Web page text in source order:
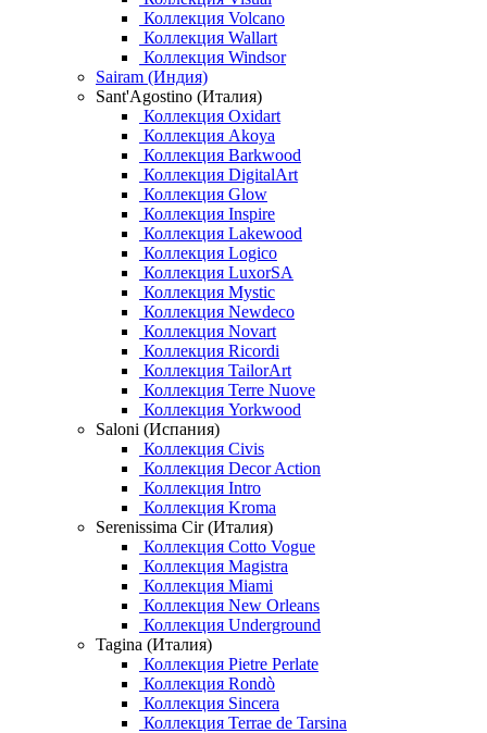
Коллекция Volcano
Коллекция Wallart
Коллекция Windsor
Sairam (Индия)
Sant'Agostino (Италия)
Коллекция Oxidart
Коллекция Akoya
Коллекция Barkwood
Коллекция DigitalArt
Коллекция Glow
Коллекция Inspire
Коллекция Lakewood
Коллекция Logico
Коллекция LuxorSA
Коллекция Mystic
Коллекция Newdeco
Коллекция Novart
Коллекция Ricordi
Коллекция TailorArt
Коллекция Terre Nuove
Коллекция Yorkwood
Saloni (Испания)
Коллекция Civis
Коллекция Decor Action
Коллекция Intro
Коллекция Kroma
Serenissima Cir (Италия)
Коллекция Cotto Vogue
Коллекция Magistra
Коллекция Miami
Коллекция New Orleans
Коллекция Underground
Tagina (Италия)
Коллекция Pietre Perlate
Коллекция Rondò
Коллекция Sincera
Коллекция Terrae de Tarsina